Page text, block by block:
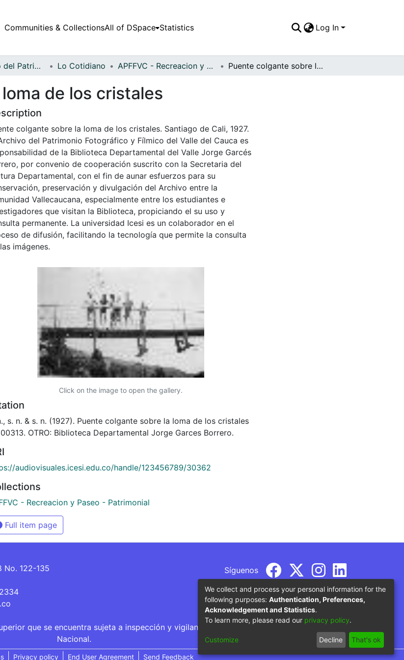
Communities & CollectionsAll of DSpace Statistics Log In
Fondo Archivo del Patrimonio Fotográfico y Fílmico del Valle del Cauca Lo Cotidiano APFFVC - Recreacion y Paseo - Patrimonial Puente colgante sobre la loma de los cristales
de los cristales
colgante sobre la loma de los cristales. Santiago de Cali, 1927.
del Patrimonio Fotográfico y Fílmico del Valle del Cauca es
de la Biblioteca Departamental del Valle Jorge Garcés
por convenio de cooperación suscrito con la Secretaria del
Departamental, con el fin de aunar esfuerzos para su
preservación y divulgación del Archivo entre la
Vallecaucana, especialmente entre los estudiantes e
que visitan la Biblioteca, propiciando el su uso y
permanente. La universidad Icesi es un colaborador en el
de difusión, facilitando la tecnología que permite la consulta
imágenes.
Click on the image to open the gallery.
s. n. & s. n. (1927). Puente colgante sobre la loma de los cristales
OTRO: Biblioteca Departamental Jorge Garces Borrero.
audiovisuales.icesi.edu.co/handle/123456789/30362
- Recreacion y Paseo - Patrimonial
Full item page
No. 122-135
Síguenos
que se encuentra sujeta a inspección y vigilancia por parte del Ministerio de Educación
Nacional.
Privacy policy End User Agreement Send Feedback
We collect and process your personal information for the
following purposes: Authentication, Preferences,
Acknowledgement and Statistics.
To learn more, please read our privacy policy.
Customize Decline That's ok